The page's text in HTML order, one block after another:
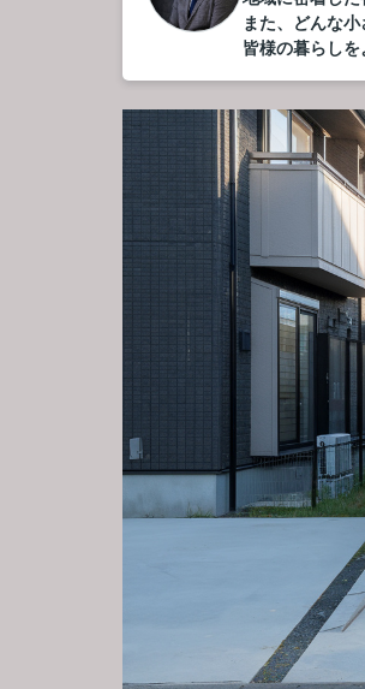
また、どんな
皆様の暮らし